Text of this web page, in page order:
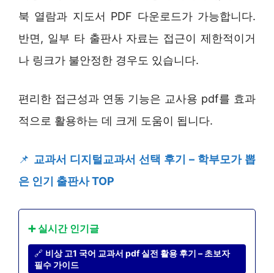
북 열람과 지도서 PDF 다운로드가 가능합니다.
반면, 일부 타 출판사 자료는 접근이 제한적이거
나 링크가 불안정한 경우도 있습니다.
편리한 접근성과 연동 기능은 교사용 pdf를 효과
적으로 활용하는 데 크게 도움이 됩니다.
📌 교과서 디지털교과서 선택 후기 – 학부모가 뽑
은 인기 출판사 TOP
➕ 실시간 인기글
🔗 비상 고1 국어 교과서 pdf 실전 활용 후기 – 초보자
필수 가이드